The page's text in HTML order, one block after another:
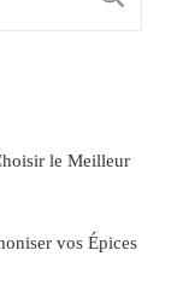
le Meilleur
vos Épices